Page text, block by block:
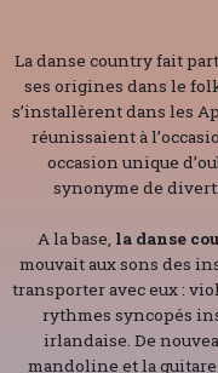
La danse country fait
ses origines dans le
s’installèrent dans les
réunissaient à
occasion unique
synonyme de
A la base, la danse
mouvait aux sons des
transporter avec eux :
rythmes syncopés
irlandaise. De
mandoline et la